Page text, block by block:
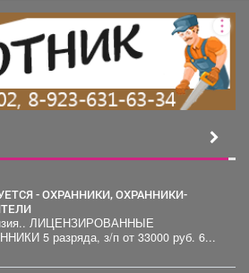
ЛИЦЕНЗИРОВАННЫЕ
ОХРАННИКИ 5 разряда, з/п от 33000 руб. 6...